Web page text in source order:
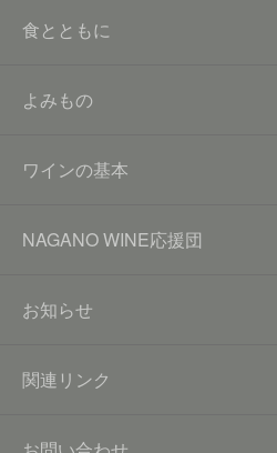
食とともに
よみもの
ワインの基本
NAGANO WINE応援団
お知らせ
関連リンク